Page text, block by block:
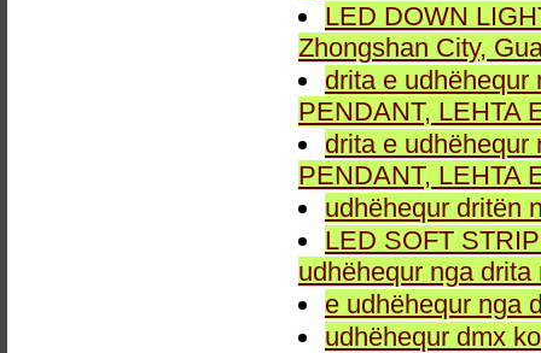
LED DOWN
Zhongshan City,
drita e udhëhequr
PENDANT, LEHTA
drita e udhëhequr
PENDANT, LEHTA
udhëhequr dritën
LED SOFT
udhëhequr nga
e udhëhequr nga
udhëhequr dmx